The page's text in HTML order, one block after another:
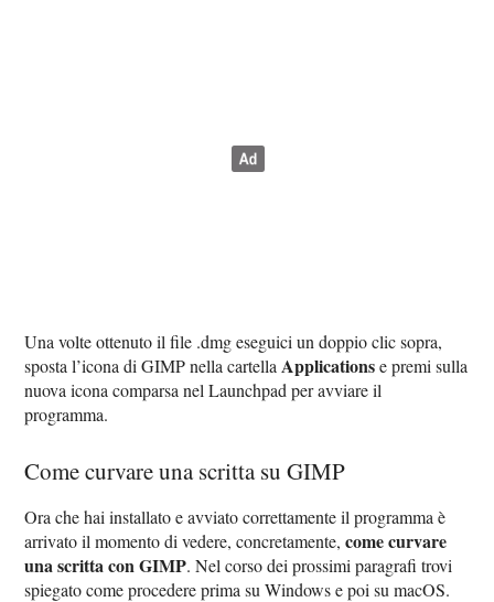
Una volte ottenuto il file .dmg eseguici un doppio clic sopra,
sposta l’icona di GIMP nella cartella Applicationse premi sulla
nuova icona comparsa nel Launchpad per avviare il
programma.
Come curvare una scritta su GIMP
Ora che hai installato e avviato correttamente il programma è
arrivato il momento di vedere, concretamente,come curvare
una scritta con GIMP. Nel corso dei prossimi paragrafi trovi
spiegato come procedere prima su Windows e poi su macOS.